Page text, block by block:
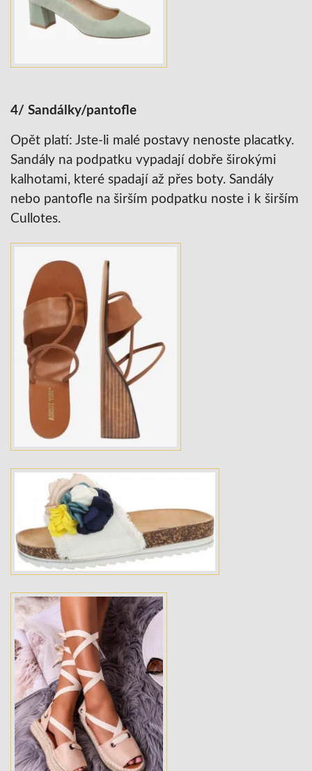
4/ Sandálky/pantofle
Opět platí: Jste-li malé postavy nenoste placatky.
Sandály na podpatku vypadají dobře širokými
kalhotami, které spadají až přes boty. Sandály
nebo pantofle na širším podpatku noste i k širším
Cullotes.